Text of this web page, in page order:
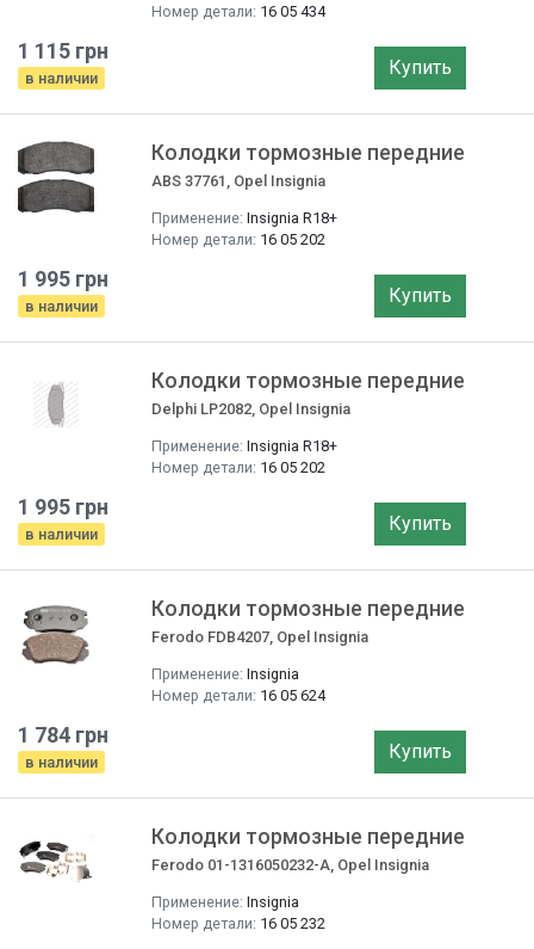
Номер детали: 16 05 434
1 115 грн
в наличии Купить
Колодки тормозные передние
ABS 37761, Opel Insignia
Применение: Insignia R18+
Номер детали: 16 05 202
1 995 грн
в наличии Купить
Колодки тормозные передние
Delphi LP2082, Opel Insignia
Применение: Insignia R18+
Номер детали: 16 05 202
1 995 грн
в наличии Купить
Колодки тормозные передние
Ferodo FDB4207, Opel Insignia
Применение: Insignia
Номер детали: 16 05 624
1 784 грн
в наличии Купить
Колодки тормозные передние
Ferodo 01-1316050232-A, Opel Insignia
Применение: Insignia
Номер детали: 16 05 232